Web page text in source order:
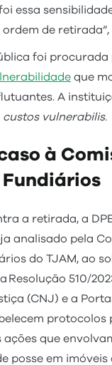
essa
de
foi procurada
que
A
custos vulnerabilis.
à
a retirada, a
analisado pela
do TJAM, ao
Resolução 510/
(CNJ) e a
protocolos
que
posse em imóveis